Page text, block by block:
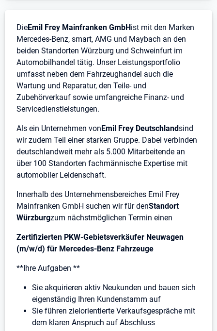
Stellenbeschreibung
DieEmil Frey Mainfranken GmbHist mit den Marken
Mercedes-Benz, smart, AMG und Maybach an den
beiden Standorten Würzburg und Schweinfurt im
Automobilhandel tätig. Unser Leistungsportfolio
umfasst neben dem Fahrzeughandel auch die
Wartung und Reparatur, den Teile- und
Zubehörverkauf sowie umfangreiche Finanz- und
Servicedienstleistungen.
Als ein Unternehmen vonEmil Frey Deutschlandsind
wir zudem Teil einer starken Gruppe. Dabei verbinden
deutschlandweit mehr als 5.000 Mitarbeitende an
über 100 Standorten fachmännische Expertise mit
automobiler Leidenschaft.
Innerhalb des Unternehmensbereiches Emil Frey
Mainfranken GmbH suchen wir für denStandort
Würzburgzum nächstmöglichen Termin einen
Zertifizierten PKW-Gebietsverkäufer Neuwagen
(m/w/d) für Mercedes-Benz Fahrzeuge
**Ihre Aufgaben **
Sie akquirieren aktiv Neukunden und bauen sich
eigenständig Ihren Kundenstamm auf
Sie führen zielorientierte Verkaufsgespräche mit
dem klaren Anspruch auf Abschluss